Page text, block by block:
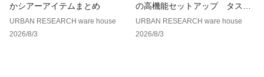
かシアーアイテムまとめ
URBAN RESEARCH ware house
2026/8/3
の高機能セットアップ タスラ
ンナイロンシリーズ
URBAN RESEARCH ware house
2026/8/3